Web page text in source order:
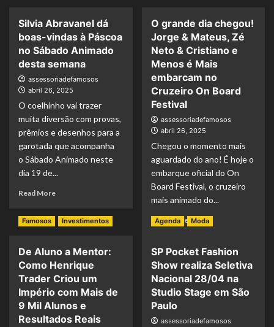
Silvia Abravanel dá
boas-vindas à Páscoa
no Sábado Animado
desta semana
assessoriadefamosos
abril 26, 2025
O coelhinho vai trazer
muita diversão com provas,
prêmios e desenhos para a
garotada que acompanha
o Sábado Animado neste
dia 19 de...
Read More
O grande dia chegou!
Jorge & Mateus, Zé
Neto & Cristiano e
Menos é Mais
embarcam no
Cruzeiro On Board
Festival
assessoriadefamosos
abril 26, 2025
Chegou o momento mais
aguardado do ano! É hoje o
embarque oficial do On
Board Festival, o cruzeiro
mais animado do...
Read More
Famosos Investimentos
De Aluno a Mentor:
Como Henrique
Trader Criou um
Império com Mais de
9 Mil Alunos e
Resultados Reais
Agenda Moda
SP Pocket Fashion
Show realiza Seletiva
Nacional 28/04 na
Studio Stage em São
Paulo
assessoriadefamosos